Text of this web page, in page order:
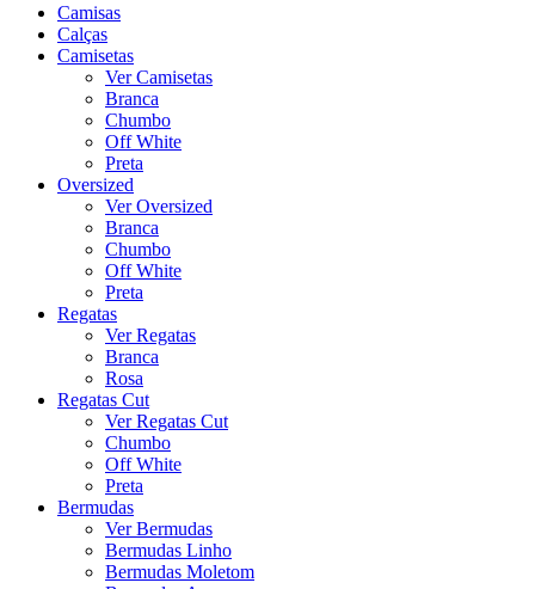
Camisas
Calças
Camisetas
Ver Camisetas
Branca
Chumbo
Off White
Preta
Oversized
Ver Oversized
Branca
Chumbo
Off White
Preta
Regatas
Ver Regatas
Branca
Rosa
Regatas Cut
Ver Regatas Cut
Chumbo
Off White
Preta
Bermudas
Ver Bermudas
Bermudas Linho
Bermudas Moletom